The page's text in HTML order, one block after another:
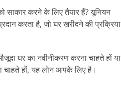
करने के लिए तैयार हैं? यूनियन
करता है, जो घर खरीदने की प्रक्रिया
घर का नवीनीकरण करना चाहते हों या
चाहते हों, यह लोन आपके लिए है।